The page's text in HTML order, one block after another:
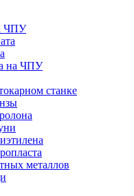
ЧПУ
на ЧПУ
станке
металлов